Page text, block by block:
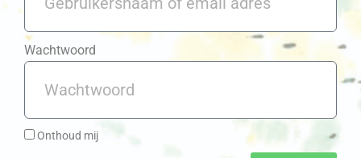
Wachtwoord
Onthoud mij